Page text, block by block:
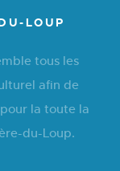
LOUP
tous les
afin de
la toute la
du-Loup.